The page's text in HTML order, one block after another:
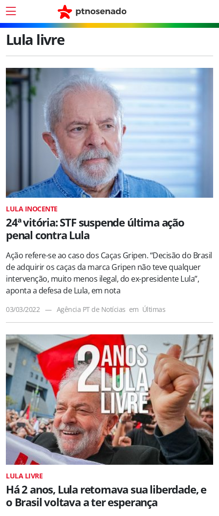
Lula livre
LULA INOCENTE
24ª vitória: STF suspende última ação
penal contra Lula
Ação refere-se ao caso dos Caças Gripen. “Decisão do Brasil
de adquirir os caças da marca Gripen não teve qualquer
intervenção, muito menos ilegal, do ex-presidente Lula”,
aponta a defesa de Lula, em nota
03/03/2022 — Agência PT de Notícias em Últimas
LULA LIVRE
Há 2 anos, Lula retomava sua liberdade, e
o Brasil voltava a ter esperança